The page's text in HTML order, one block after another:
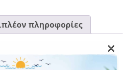
πληροφορίες
Εκτυπώστε την ανάμνηση.
×